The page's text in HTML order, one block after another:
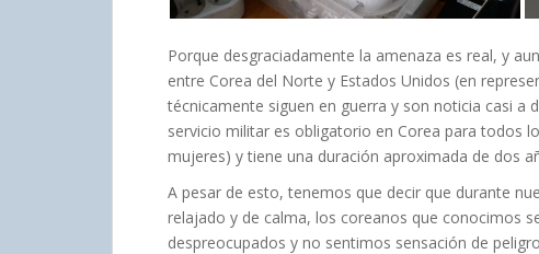
Porque desgraciadamente la amenaza es real, y
entre Corea del Norte y Estados Unidos (en
técnicamente siguen en guerra y son noticia casi a
servicio militar es obligatorio en Corea para todos
mujeres) y tiene una duración aproximada de dos
A pesar de esto, tenemos que decir que durante
relajado y de calma, los coreanos que conocimos
despreocupados y no sentimos sensación de